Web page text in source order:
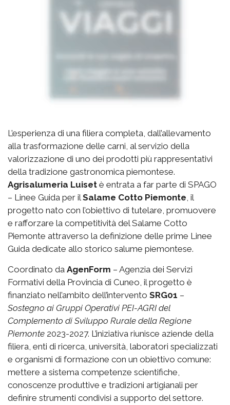
L’esperienza di una filiera completa, dall’allevamento
alla trasformazione delle carni, al servizio della
valorizzazione di uno dei prodotti più rappresentativi
della tradizione gastronomica piemontese.
Agrisalumeria Luiset è entrata a far parte di SPAGO
– Linee Guida per il Salame Cotto Piemonte , il
progetto nato con l’obiettivo di tutelare, promuovere
e rafforzare la competitività del Salame Cotto
Piemonte attraverso la definizione delle prime Linee
Guida dedicate allo storico salume piemontese.
Coordinato da AgenForm – Agenzia dei Servizi
Formativi della Provincia di Cuneo, il progetto è
finanziato nell’ambito dell’intervento SRG01 –
Sostegno ai Gruppi Operativi PEI-AGRI del
Complemento di Sviluppo Rurale della Regione
Piemonte 2023-2027. L’iniziativa riunisce aziende della
filiera, enti di ricerca, università, laboratori specializzati
e organismi di formazione con un obiettivo comune:
mettere a sistema competenze scientifiche,
conoscenze produttive e tradizioni artigianali per
definire strumenti condivisi a supporto del settore.